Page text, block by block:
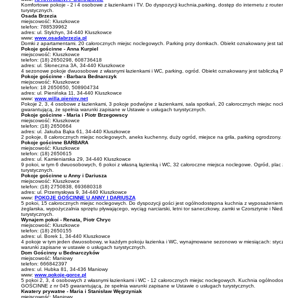
Komfortowe pokoje - 2 i 4 osobowe z łazienkami i TV. Do dyspozycji kuchnia,parking, dostęp do internetu z
turystycznych.
Osada Brzezia
miejscowość: Kluszkowce
telefon: 788539962
adres: ul. Stylchyn, 34-440 Kluszkowce
www: www.osadabrzezia.pl
Domki z apartamentami. 20 całorocznych miejsc noclegowych. Parking przy domkach. Obiekt oznakowany jest
Pokoje gościnne - Anna Kurpiel
miejscowość: Kluszkowce
telefon: (18) 2650298, 608736418
adres: ul. Słoneczna 3A, 34-440 Kluszkowce
4 sezonowe pokoje dwuosobowe z własnymi łazienkami i WC, parking, ogród. Obiekt oznakowany jest
Pokoje gościnne - Barbara Bednarczyk
miejscowość: Kluszkowce
telefon: 18 2650650, 508904734
adres: ul. Pienińska 11, 34-440 Kluszkowce
www: www.willa.pieniny.net
Pokoje 2, 3, 4 osobowe z łazienkami, 3 pokoje podwójne z łazienkami, sala spotkań, 20 całorocznych miejsc
gwarantującą, że spełnia warunki zapisane w Ustawie o usługach turystycznych.
Pokoje gościnne - Maria i Piotr Brzegowscy
miejscowość: Kluszkowce
telefon: (18) 2650664
adres: ul. Jakuba Bąka 61, 34-440 Kluszkowce
2 pokoje, 8 całorocznych miejsc noclegowych, aneks kuchenny, duży ogród, miejsce na grila, parking
Pokoje gościnne BARBARA
miejscowość: Kluszkowce
telefon: (18) 2650615
adres: ul. Kamieniarska 29, 34-440 Kluszkowce
9 pokoi, w tym 6 dwuosobowych, 6 pokoi z własną łązienką i WC, 32 całoroczne miejsca noclegowe. Ogród,
turystycznych.
Pokoje gościnne u Anny i Dariusza
miejscowość: Kluszkowce
telefon: (18) 2750838, 693680318
adres: ul. Przemysłowa 9, 34-440 Kluszkowce
www: POKOJE GOŚCINNE U ANNY I DARIUSZA
5 pokoi, 15 całorocznych miejsc noclegowych. Do dyspozycji gości jest ogólnodostępna kuchnia z
żeglarska, wypożyczalnia sprzętu pływającego, wyciąg narciarski, letni tor saneczkowy, zamki w Czorsztynie i
turystycznych.
Wynajem pokoi - Renata, Piotr Chryc
miejscowość: Kluszkowce
telefon: (18) 2650155
adres: ul. Borek 1, 34-440 Kluszkowce
4 pokoje w tym jeden dwuosobowy, w każdym pokoju łazienka i WC, wynajmowane sezonowo w miesiącach:
warunki zapisane w ustawie o usługach turystycznych.
Dom Gościnny u Bednarczyków
miejscowość: Maniowy
telefon: 666842397
adres: ul. Hubka 81, 34-436 Maniowy
www: www.pokoje-gorce.pl
5 pokoi 2, 3, 4 osobowych z własnymi łazienkami i WC - 12 całorocznych miejsc noclegowych. Kuchnia
GOŚCINNE z nr 045 gwarantującą, że spełnia warunki zapisane w Ustawie o usługach turystycznych.
Kwatery prywatne - Maria i Stanisław Węgrzyniak
miejscowość: Maniowy